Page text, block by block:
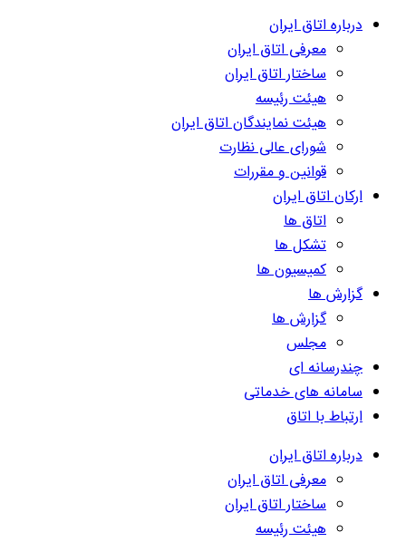
درباره اتاق ایران
معرفی اتاق ایران
ساختار اتاق ایران
هیئت رئیسه
هیئت نمایندگان اتاق ایران
شورای عالی نظارت
قوانین و مقررات
ارکان اتاق ایران
اتاق ها
تشکل ها
کمیسیون ها
گزارش ها
گزارش ها
مجلس
چندرسانه ای
سامانه های خدماتی
ارتباط با اتاق
درباره اتاق ایران
معرفی اتاق ایران
ساختار اتاق ایران
هیئت رئیسه